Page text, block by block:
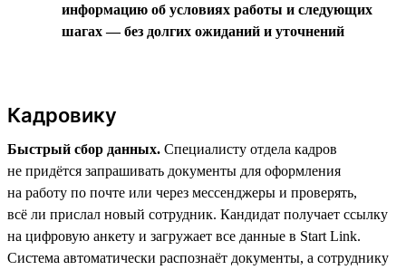
информацию об условиях работы и следующих
шагах — без долгих ожиданий и уточнений
Кадровику
Быстрый сбор данных. Специалисту отдела кадров
не придётся запрашивать документы для оформления
на работу по почте или через мессенджеры и проверять,
всё ли прислал новый сотрудник. Кандидат получает ссылку
на цифровую анкету и загружает все данные в Start Link.
Система автоматически распознаёт документы, а сотруднику